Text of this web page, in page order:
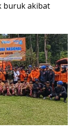
buruk akibat